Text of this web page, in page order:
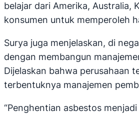
belajar dari Amerika, Australia,
konsumen untuk memperoleh
Surya juga menjelaskan, di
dengan membangun
Dijelaskan bahwa perusahaan
terbentuknya manajemen
“Penghentian asbestos